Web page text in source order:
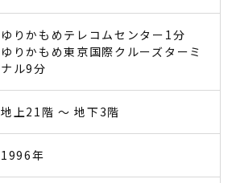
ゆりかもめテレコムセンター1分
ゆりかもめ東京国際クルーズターミ
ナル9分
地上21階 〜 地下3階
1996年